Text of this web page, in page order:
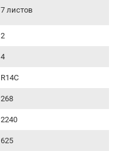
7 листов
2
4
R14C
268
2240
625